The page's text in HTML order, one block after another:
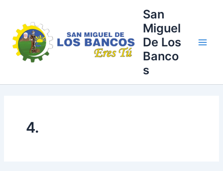
contenido
San
Miguel
De Los
Banco
s
4.